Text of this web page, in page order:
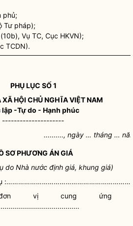
phủ;
Tư pháp);
Vụ TC, Cục HKVN);
TCDN).
PHỤ LỤC SỐ 1
XÃ HỘI CHỦ NGHĨA VIỆT NAM
-Tự do - Hạnh phúc
---------------------
.........., ngày … tháng …
SƠ PHƯƠNG ÁNGIÁ
do Nhà nướcđịnh giá, khung giá)
vụ
vị cung ứng